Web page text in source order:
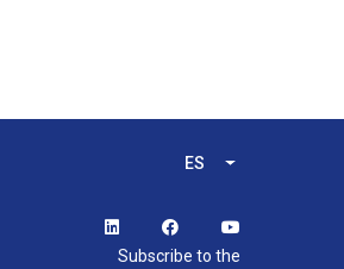
ES Lista adicional
Subscribe to the